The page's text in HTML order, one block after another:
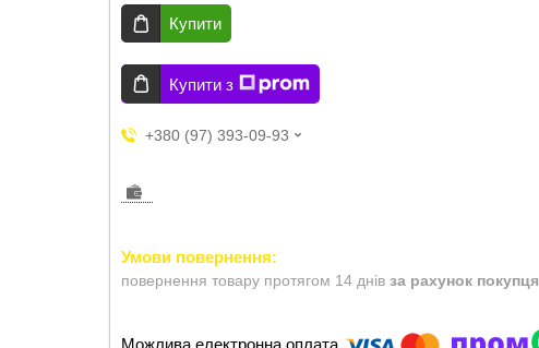
Купити
Купити з
+380 (97) 393-09-93
повернення товару протягом 14 днів за рахунок покупця